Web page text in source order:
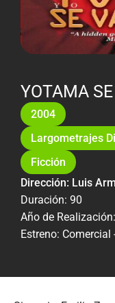
YOTAMA
2004
Largometrajes
Ficción
Dirección: Luis
Duración: 90
Año de
Estreno: Comercial